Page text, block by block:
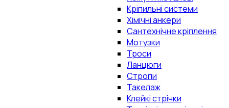
Кріпильні системи
Хімічні анкери
Сантехнічне кріплення
Мотузки
Троси
Ланцюги
Стропи
Такелаж
Клейкі стрічки